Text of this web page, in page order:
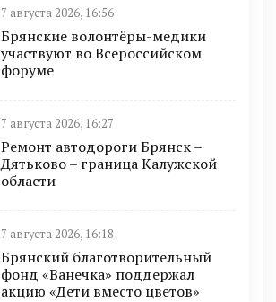
7 августа 2026, 16:56
Брянские волонтёры-медики
участвуют во Всероссийском
форуме
7 августа 2026, 16:27
Ремонт автодороги Брянск –
Дятьково – граница Калужской
области
7 августа 2026, 16:18
Брянский благотворительный
фонд «Ванечка» поддержал
акцию «Дети вместо цветов»